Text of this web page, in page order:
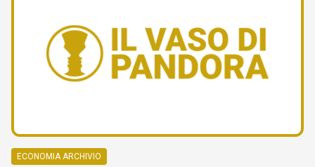
ECONOMIA ARCHIVIO